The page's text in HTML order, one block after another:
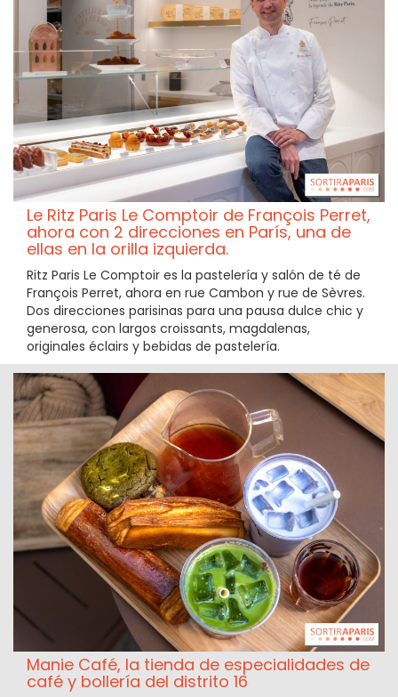
Le Ritz Paris Le Comptoir de François Perret,
ahora con 2 direcciones en París, una de
ellas en la orilla izquierda.
Ritz Paris Le Comptoir es la pastelería y salón de té de
François Perret, ahora en rue Cambon y rue de Sèvres.
Dos direcciones parisinas para una pausa dulce chic y
generosa, con largos croissants, magdalenas,
originales éclairs y bebidas de pastelería.
Manie Café, la tienda de especialidades de
café y bollería del distrito 16